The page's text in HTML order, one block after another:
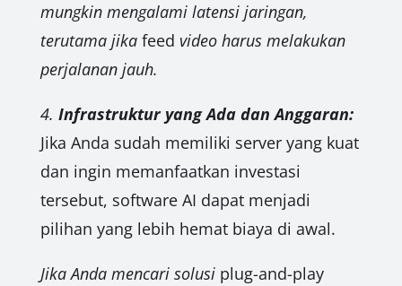
mungkin mengalami latensi jaringan,
terutama jika feed video harus melakukan
perjalanan jauh.
4. Infrastruktur yang Ada dan Anggaran:
Jika Anda sudah memiliki server yang kuat
dan ingin memanfaatkan investasi
tersebut, software AI dapat menjadi
pilihan yang lebih hemat biaya di awal.
Jika Anda mencari solusi plug-and-play